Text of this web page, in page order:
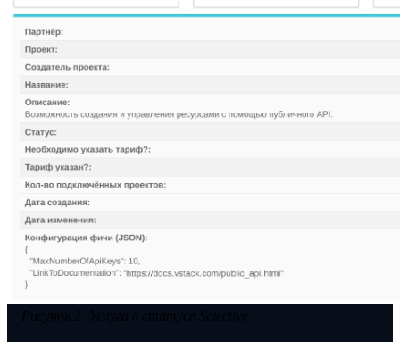
Рисунок 2. Услуга в статусе Selective